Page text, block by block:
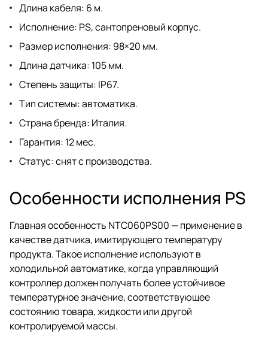
Длина кабеля: 6 м.
Исполнение: PS, сантопреновый корпус.
Размер исполнения: 98×20 мм.
Длина датчика: 105 мм.
Степень защиты: IP67.
Тип системы: автоматика.
Страна бренда: Италия.
Гарантия: 12 мес.
Статус: снят с производства.
Особенности исполнения PS
Главная особенность NTC060PS00 — применение в
качестве датчика, имитирующего температуру
продукта. Такое исполнение используют в
холодильной автоматике, когда управляющий
контроллер должен получать более устойчивое
температурное значение, соответствующее
состоянию товара, жидкости или другой
контролируемой массы.